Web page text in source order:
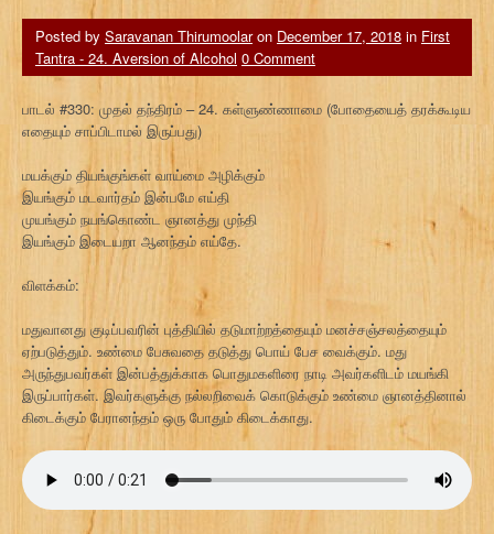
Posted by Saravanan Thirumoolaron December 17, 2018 in First
Tantra - 24. Aversion of Alcohol 0 Comment
பாடல் #330: முதல் தந்திரம் – 24. கள்ளுண்ணாமை (போதையைத் தரக்கூடிய
எதையும் சாப்பிடாமல் இருப்பது)
மயக்கும் தியங்குங்கள் வாய்மை அழிக்கும்
இயங்கும் மடவார்தம் இன்பமே எய்தி
முயங்கும் நயங்கொண்ட ஞானத்து முந்தி
இயங்கும் இடையறா ஆனந்தம் எய்தே.
விளக்கம்:
மதுவானது குடிப்பவரின் புத்தியில் தடுமாற்றத்தையும் மனச்சஞ்சலத்தையும்
ஏற்படுத்தும். உண்மை பேசுவதை தடுத்து பொய் பேச வைக்கும். மது
அருந்துபவர்கள் இன்பத்துக்காக பொதுமகளிரை நாடி அவர்களிடம் மயங்கி
இருப்பார்கள். இவர்களுக்கு நல்லறிவைக் கொடுக்கும் உண்மை ஞானத்தினால்
கிடைக்கும் பேரானந்தம் ஒரு போதும் கிடைக்காது.